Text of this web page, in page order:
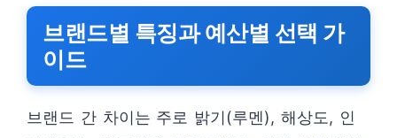
브랜드별 특징과 예산별 선택 가
이드
브랜드 간 차이는 주로 밝기(루멘), 해상도, 인